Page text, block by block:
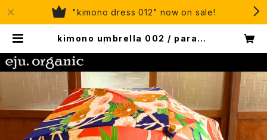
"kimono dress 012" now on sale!
kimono umbrella 002 / paraso